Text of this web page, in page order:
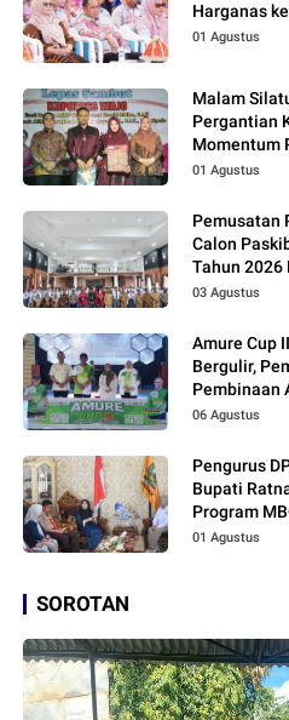
Harganas
01 Agustus
Malam
Pergantian
Momentum
01 Agustus
Pemusatan
Calon
Tahun 2026
03 Agustus
Amure Cup
Bergulir,
Pembinaan
06 Agustus
Pengurus
Bupati
Program
01 Agustus
SOROTAN